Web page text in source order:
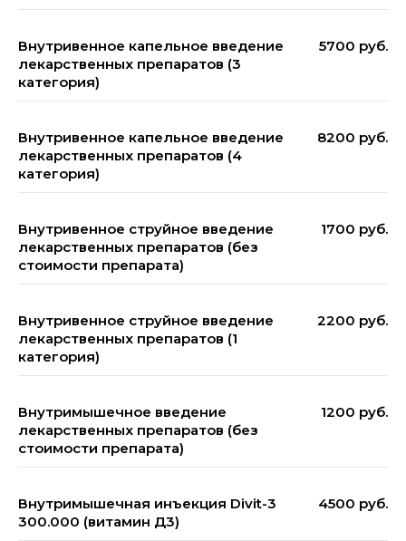
Внутривенное капельное введение
лекарственных препаратов (3
категория)
5700 руб.
Внутривенное капельное введение
лекарственных препаратов (4
категория)
8200 руб.
Внутривенное струйное введение
лекарственных препаратов (без
стоимости препарата)
1700 руб.
Внутривенное струйное введение
лекарственных препаратов (1
категория)
2200 руб.
Внутримышечное введение
лекарственных препаратов (без
стоимости препарата)
1200 руб.
Внутримышечная инъекция Divit-3
300.000 (витамин Д3)
4500 руб.